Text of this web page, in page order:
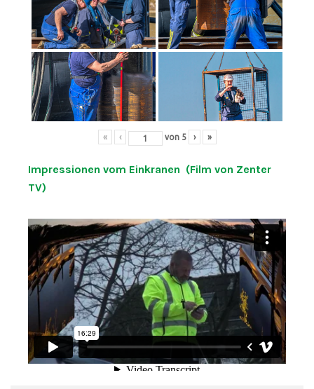
« ‹ von 5 › »
Impressionen vom Einkranen (Film von Zenter
TV)